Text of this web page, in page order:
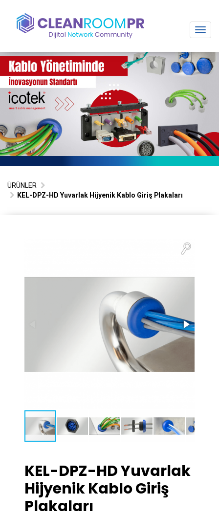
ÜRÜNLER
KEL-DPZ-HD Yuvarlak Hijyenik Kablo Giriş Plakaları
KEL-DPZ-HD Yuvarlak
Hijyenik Kablo Giriş
Plakaları